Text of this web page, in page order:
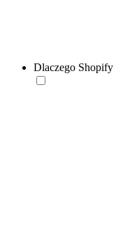
Dlaczego Shopify